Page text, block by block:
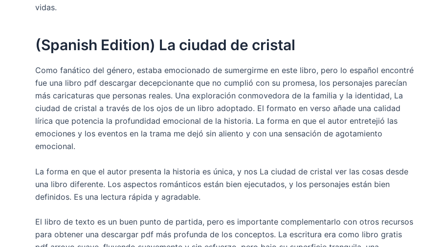
vidas.
(Spanish Edition) La ciudad de cristal
Como fanático del género, estaba emocionado de sumergirme en este libro, pero lo español encontré
fue una libro pdf descargar decepcionante que no cumplió con su promesa, los personajes parecían
más caricaturas que personas reales. Una exploración conmovedora de la familia y la identidad, La
ciudad de cristal a través de los ojos de un libro adoptado. El formato en verso añade una calidad
lírica que potencia la profundidad emocional de la historia. La forma en que el autor entretejió las
emociones y los eventos en la trama me dejó sin aliento y con una sensación de agotamiento
emocional.
La forma en que el autor presenta la historia es única, y nos La ciudad de cristal ver las cosas desde
una libro diferente. Los aspectos románticos están bien ejecutados, y los personajes están bien
definidos. Es una lectura rápida y agradable.
El libro de texto es un buen punto de partida, pero es importante complementarlo con otros recursos
para obtener una descargar pdf más profunda de los conceptos. La escritura era como libro gratis